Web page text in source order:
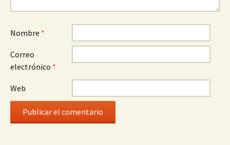
Nombre *
Correo
electrónico *
Web